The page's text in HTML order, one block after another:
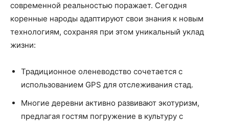
современной реальностью поражает. Сегодня
коренные народы адаптируют свои знания к новым
технологиям, сохраняя при этом уникальный уклад
жизни:
Традиционное оленеводство сочетается с
использованием GPS для отслеживания стад.
Многие деревни активно развивают экотуризм,
предлагая гостям погружение в культуру с